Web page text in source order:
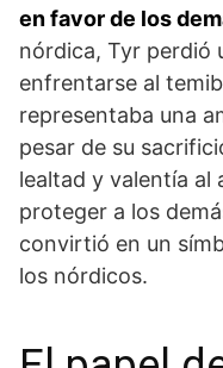
en favor de los
nórdica, Tyr perdió
enfrentarse al
representaba ⁣una
pesar ⁢de su
lealtad y⁢ valentía al
proteger a los
convirtió en un
los nórdicos.